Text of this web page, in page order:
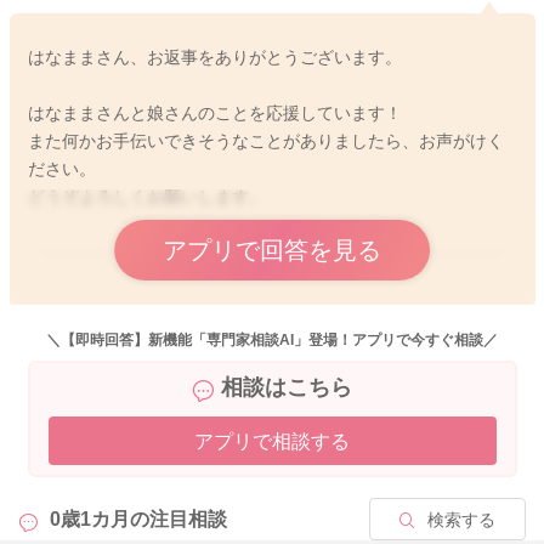
2026/4/20 20:22
はなままさん、お返事をありがとうございます。
はなままさんと娘さんのことを応援しています！
また何かお手伝いできそうなことがありましたら、お声がけく
ださい。
どうぞよろしくお願いします。
アプリで回答を見る
2026/4/21 10:30
＼【即時回答】新機能「専門家相談AI」登場！アプリで今すぐ相談／
相談はこちら
アプリで相談する
0歳1カ月の注目相談 検索する